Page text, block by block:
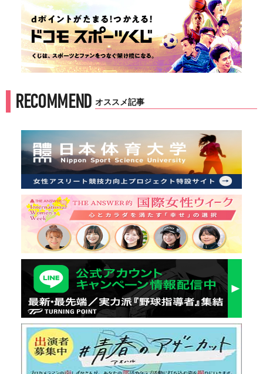
RECOMMEND オススメ記事